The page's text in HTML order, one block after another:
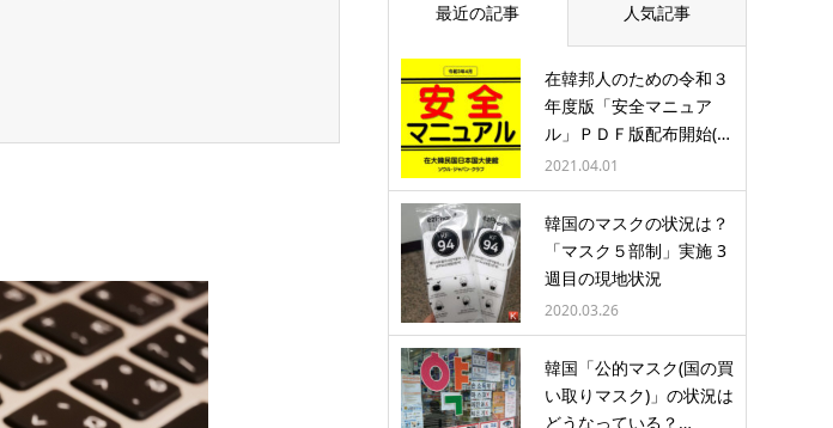
最近の記事 人気記事
在韓邦人のための令和３
年度版「安全マニュア
ル」ＰＤＦ版配布開始(…
2021.04.01
韓国のマスクの状況は？
「マスク５部制」実施 3
週目の現地状況
2020.03.26
韓国「公的マスク(国の買
い取りマスク)」の状況は
どうなっている？…